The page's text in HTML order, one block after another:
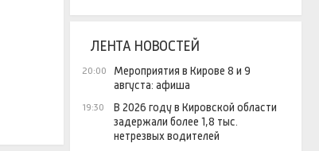
ЛЕНТА НОВОСТЕЙ
20:00
Мероприятия в Кирове 8 и 9
августа: афиша
19:30
В 2026 году в Кировской области
задержали более 1,8 тыс.
нетрезвых водителей